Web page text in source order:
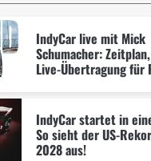
IndyCar live mit Mick
Schumacher:
Live-Übertragung für
IndyCar startet in
So sieht der US-
2028 aus!